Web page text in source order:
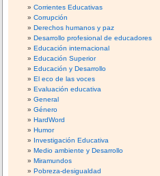
e
a
t
a
v
e
l
p
Corrientes Educativas
Corrupción
Derechos humanos y paz
Desarrollo profesional de educadores
Educación internacional
Educación Superior
Educación y Desarrollo
El eco de las voces
Evaluación educativa
General
Género
HardWord
Humor
Investigación Educativa
Medio ambiente y Desarrollo
Miramundos
Pobreza-desigualdad